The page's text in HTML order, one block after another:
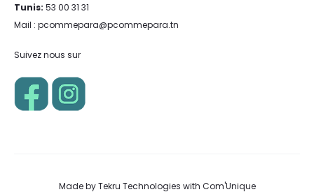
Tunis: 53 00 31 31
Mail : pcommepara@pcommepara.tn
Suivez nous sur
Made byTekru Technologies with Com'Unique